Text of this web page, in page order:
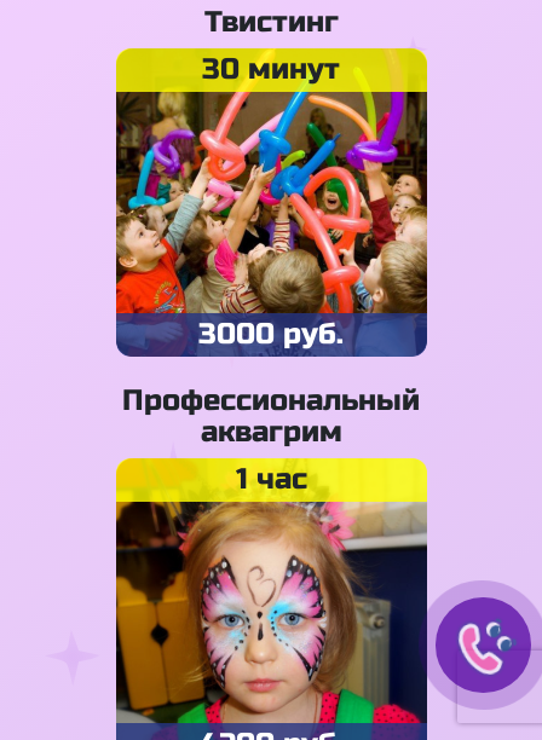
Твистинг
30 минут
3000 руб.
Профессиональный
аквагрим
1 час